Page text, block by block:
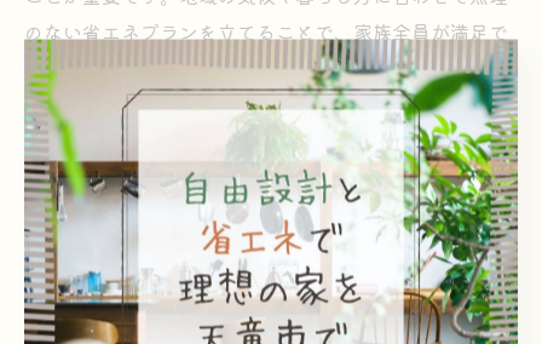
のない省エネプランを立てることで、家族全員が満足で
きる快適な住まいが完成します。
山形の自然を活かした間取りの工夫
注文住宅で叶える自然と調和する間取り
注文住宅では、山形県天童市や東根市の豊かな自然環境
を生かした間取り設計が可能です。自然光や風通しを意